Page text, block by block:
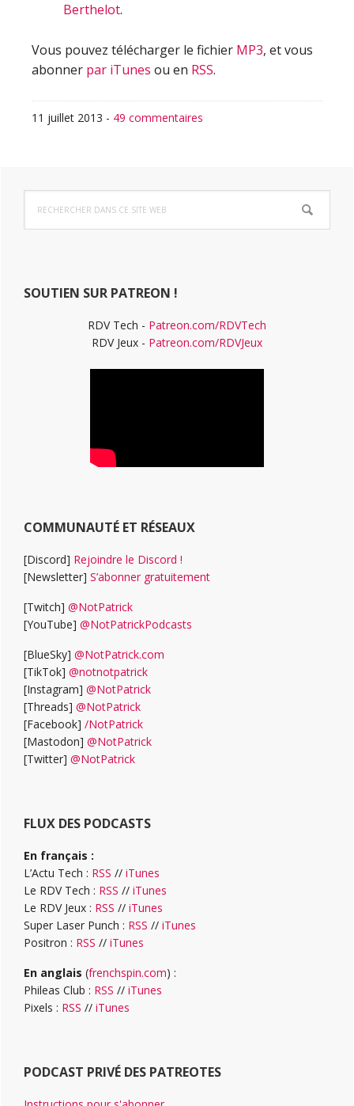
Berthelot.
Vous pouvez télécharger le fichier MP3, et vous
abonner par iTunes ou en RSS.
11 juillet 2013 - 49 commentaires
Barre
latérale
dans
ce
SOUTIEN SUR PATREON !
RDV Tech - Patreon.com/RDVTech
RDV Jeux - Patreon.com/RDVJeux
COMMUNAUTÉ ET RÉSEAUX
[Discord] Rejoindre le Discord !
[Newsletter] S’abonner gratuitement
[Twitch] @NotPatrick
[YouTube] @NotPatrickPodcasts
[BlueSky] @NotPatrick.com
[TikTok] @notnotpatrick
[Instagram] @NotPatrick
[Threads] @NotPatrick
[Facebook] /NotPatrick
[Mastodon] @NotPatrick
[Twitter] @NotPatrick
FLUX DES PODCASTS
En français :
L’Actu Tech : RSS // iTunes
Le RDV Tech : RSS // iTunes
Le RDV Jeux : RSS // iTunes
Super Laser Punch : RSS // iTunes
Positron : RSS // iTunes
En anglais (frenchspin.com) :
Phileas Club : RSS // iTunes
Pixels : RSS // iTunes
PODCAST PRIVÉ DES PATREOTES